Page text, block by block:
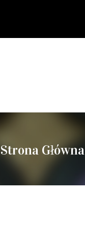
Strona Główna